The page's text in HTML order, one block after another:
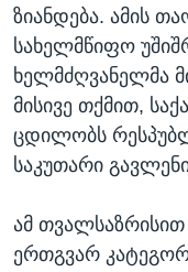
ზიანდება. ამის
სახელმწიფო
ხელმძღვანელმა
მისივე თქმით,
ცდილობს
საკუთარი
ამ თვალსაზრისით
ერთგვარ